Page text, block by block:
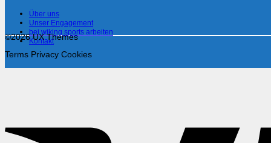
Über uns
Unser Engagement
bei wiking sports arbeiten
Kontakt
©2026 UX Themes
Terms Privacy Cookies